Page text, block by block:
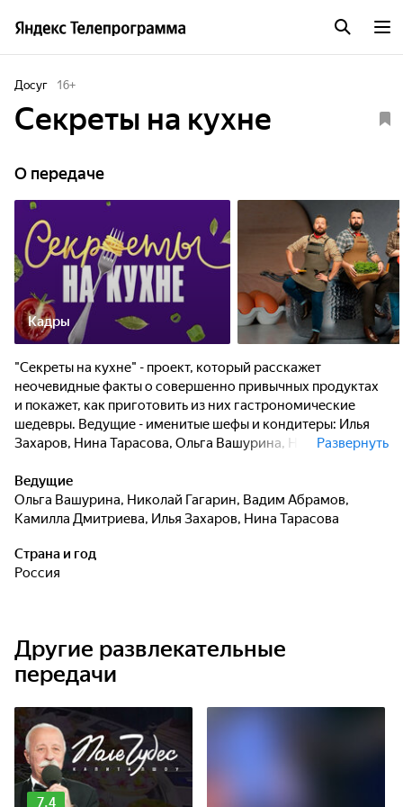
Досуг 16+
Секреты на кухне
О передаче
Кадры
"Секреты на кухне" - проект, который расскажет
неочевидные факты о совершенно привычных продуктах
и покажет, как приготовить из них гастрономические
шедевры. Ведущие - именитые шефы и кондитеры: Илья
Захаров, Нина Тарасова, Ольга Вашурина, Николай
блогер Камилла Дмитриева.
Развернуть
Ведущие
Ольга Вашурина, Николай Гагарин, Вадим Абрамов,
Камилла Дмитриева, Илья Захаров, Нина Тарасова
Страна и год
Россия
Другие развлекательные
передачи
7.4